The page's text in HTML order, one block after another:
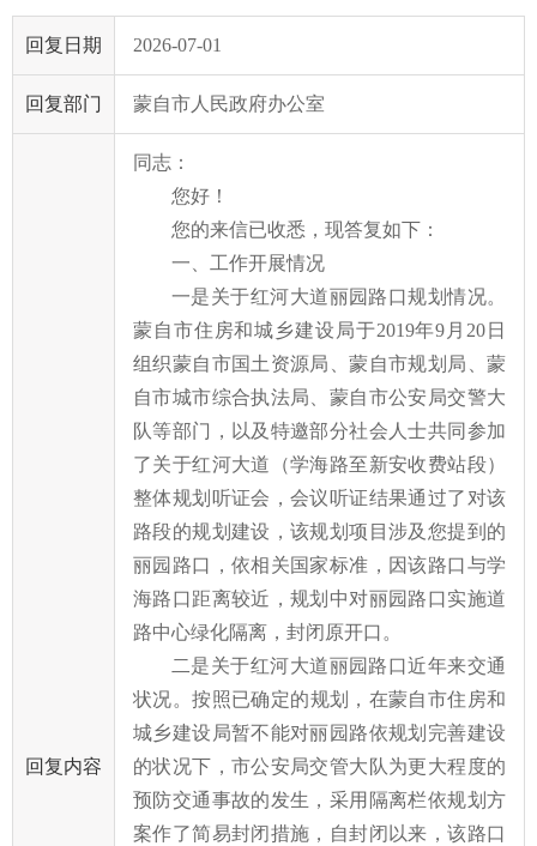
回复日期 2026-07-01
回复部门 蒙自市人民政府办公室
回复内容
同志：
您好！
您的来信已收悉 ，现答复如下：
一 、工作开展情况
一是关于红河大道丽园路口规划情况。
蒙自市住房和城乡建设局于2019年9月20日
组织蒙自市国土资源局、蒙自市规划局、蒙
自市城市综合执法局、蒙自市公安局交警大
队等部门，以及特邀部分社会人士共同参加
了关于红河大道（学海路至新安收费站段）
整体规划听证会，会议听证结果通过了对该
路段的规划建设，该规划项目涉及 您提到的
丽园路口，依相关国家标准，因该路口与学
海路口距离较近，规划中对丽园路口实施道
路中心绿化隔离，封闭原开口。
二是关于红河大道丽园路口近年来交通
状况。按照已确定的规划，在蒙自市住房和
城乡建设局暂不能对丽园路依规划完善建设
的状况下，市公安局交管大队为更大程度的
预防交通事故的发生，采用隔离栏依规划方
案作了简易封闭措施，自封闭以来，该路口